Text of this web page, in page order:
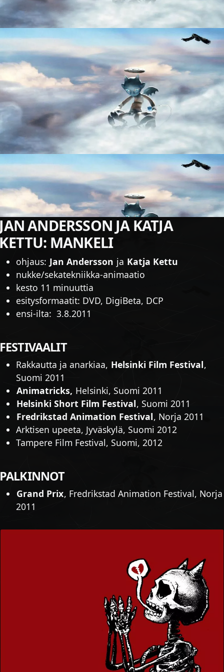
ANDERSSON JA KATJA
MANKELI
ohjaus: Jan Andersson ja Katja Kettu
nukke/sekatekniikka-animaatio
kesto 11 minuuttia
esitysformaatit: DVD, DigiBeta, DCP
ensi-ilta: 3.8.2011
Rakkautta ja anarkiaa, Helsinki Film Festival,
Suomi 2011
Animatricks, Helsinki, Suomi 2011
Helsinki Short Film Festival, Suomi 2011
Fredrikstad Animation Festival, Norja 2011
Arktisen upeeta, Jyväskylä, Suomi 2012
Tampere Film Festival, Suomi, 2012
Grand Prix, Fredrikstad Animation Festival, Norja
2011